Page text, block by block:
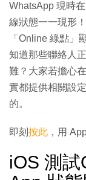
WhatsApp 現時
線狀態一一現形
「Online 綠點」
知道那些聯絡人
難？大家若擔心
實都提供相關設
的。
即刻 按此 ，用
iOS 測